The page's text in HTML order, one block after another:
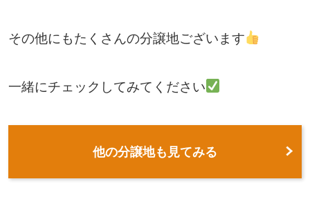
その他にもたくさんの分譲地ございます
一緒にチェックしてみてください
他の分譲地も見てみる